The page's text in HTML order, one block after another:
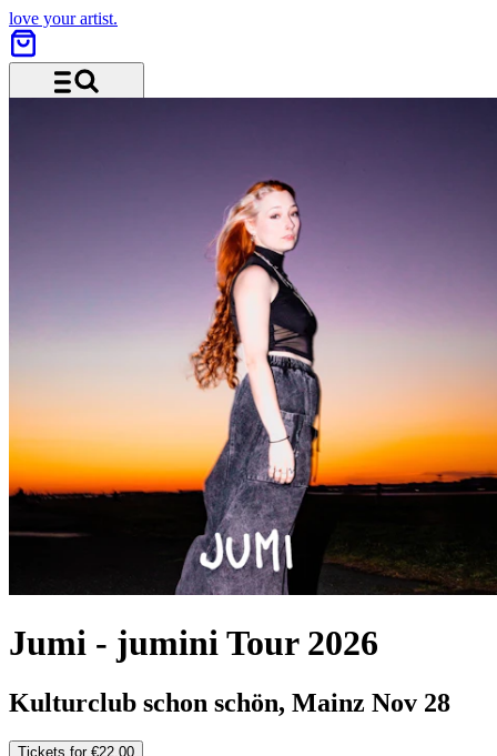
love your artist.
Jumi - jumini Tour 2026
Kulturclub schon schön, Mainz Nov 28
Tickets for €22.00